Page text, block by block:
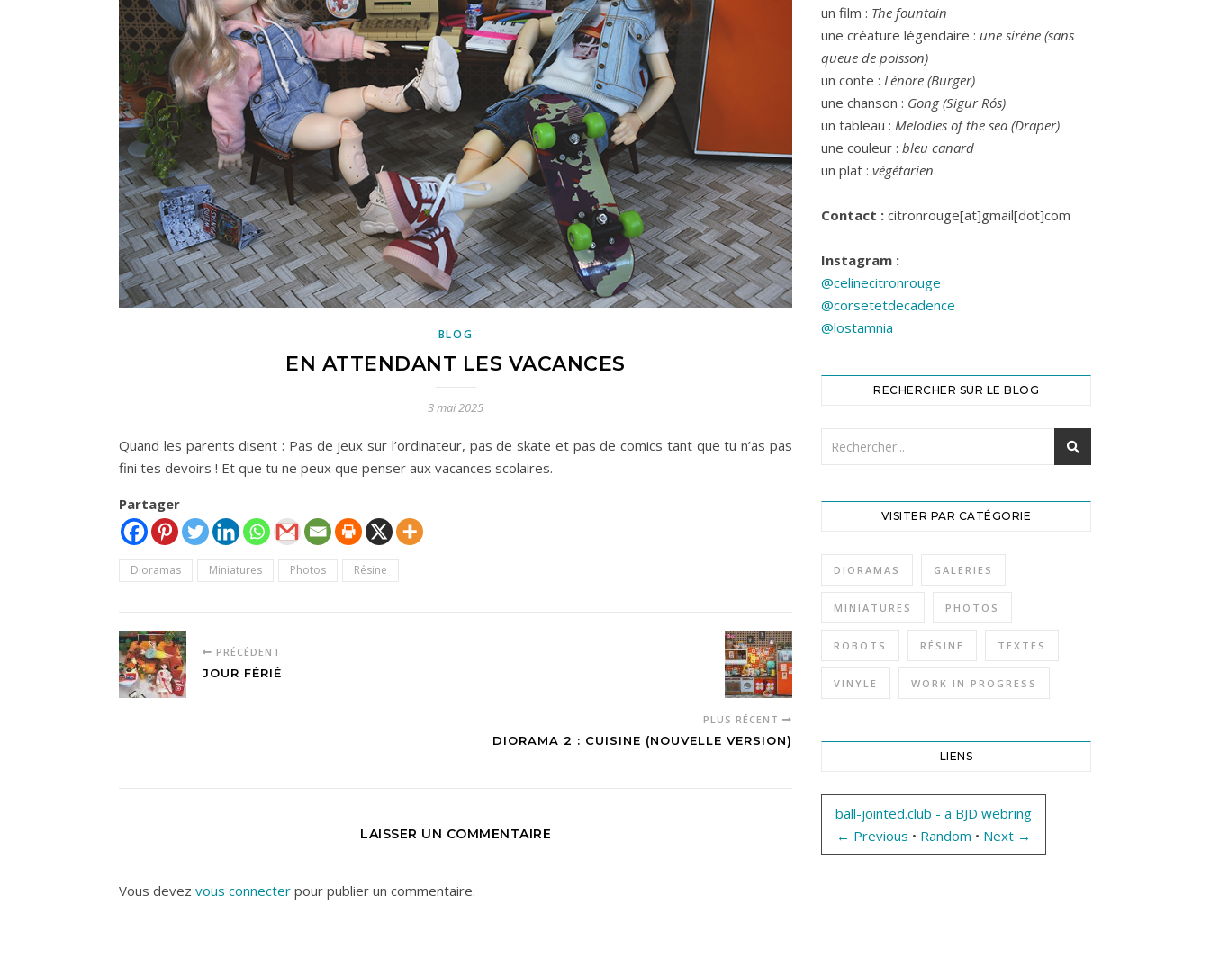
BLOG
EN ATTENDANT LES VACANCES
3 mai 2025
Quand les parents disent : Pas de jeux sur l’ordinateur, pas de skate et pas de comics tant que tu n’as pas
fini tes devoirs ! Et que tu ne peux que penser aux vacances scolaires.
Partager
Dioramas Miniatures Photos Résine
PRÉCÉDENT
JOUR FÉRIÉ
PLUS RÉCENT
DIORAMA 2 : CUISINE (NOUVELLE VERSION)
LAISSER UN COMMENTAIRE
Vous devez vous connecter pour publier un commentaire.
un film : The fountain
une créature légendaire : une sirène (sans
queue de poisson)
un conte : Lénore (Burger)
une chanson : Gong (Sigur Rós)
un tableau : Melodies of the sea (Draper)
une couleur : bleu canard
un plat : végétarien
Contact : citronrouge[at]gmail[dot]com
Instagram :
@celinecitronrouge
@corsetetdecadence
@lostamnia
RECHERCHER SUR LE BLOG
VISITER PAR CATÉGORIE
DIORAMAS GALERIES
MINIATURES PHOTOS
ROBOTS RÉSINE TEXTES
VINYLE WORK IN PROGRESS
LIENS
ball-jointed.club - a BJD webring
← Previous • Random • Next →